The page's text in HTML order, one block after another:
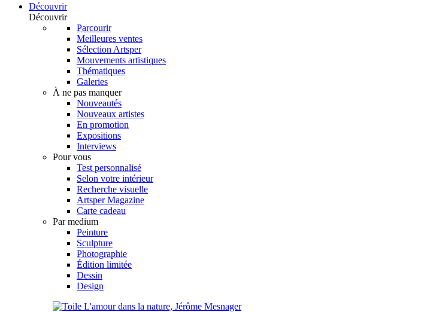
Découvrir
Découvrir
Parcourir
Meilleures ventes
Sélection Artsper
Mouvements artistiques
Thématiques
Galeries
À ne pas manquer
Nouveautés
Nouveaux artistes
En promotion
Expositions
Interviews
Pour vous
Test personnalisé
Selon votre intérieur
Recherche visuelle
Artsper Magazine
Carte cadeau
Par medium
Peinture
Sculpture
Photographie
Édition limitée
Dessin
Design